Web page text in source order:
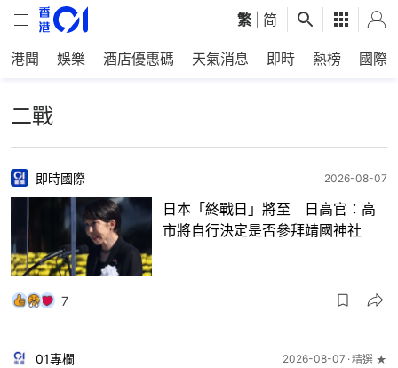
繁 简
港聞 娛樂 酒店優惠碼 天氣消息 即時 熱榜 國際
二戰
即時國際 2026-08-07
日本「終戰日」將至 日高官：高
市將自行決定是否參拜靖國神社
7
01專欄 2026-08-07 精選 ★